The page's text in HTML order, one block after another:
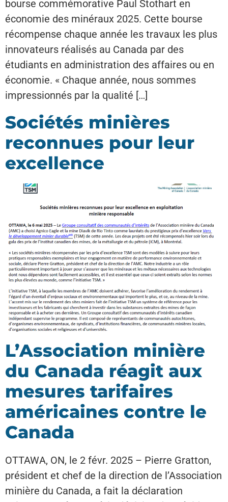
bourse commémorative Paul Stothart en
économie des minéraux 2025. Cette bourse
récompense chaque année les travaux les plus
innovateurs réalisés au Canada par des
étudiants en administration des affaires ou en
économie. « Chaque année, nous sommes
impressionnés par la qualité […]
Sociétés minières
reconnues pour leur
excellence
L’Association minière
du Canada réagit aux
mesures tarifaires
américaines contre le
Canada
OTTAWA, ON, le 2 févr. 2025 – Pierre Gratton,
président et chef de la direction de l’Association
minière du Canada, a fait la déclaration